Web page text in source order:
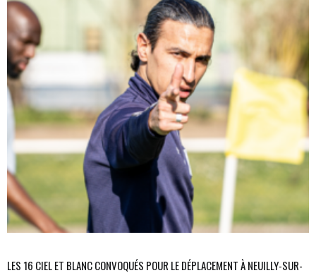
LES 16 CIEL ET BLANC CONVOQUÉS POUR LE DÉPLACEMENT À NEUILLY-SUR-